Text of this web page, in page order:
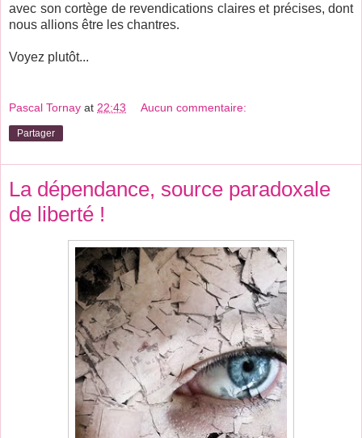
avec son cortège de revendications claires et précises, dont
nous allions être les chantres.
Voyez plutôt...
Pascal Tornay at 22:43 Aucun commentaire:
Partager
La dépendance, source paradoxale
de liberté !